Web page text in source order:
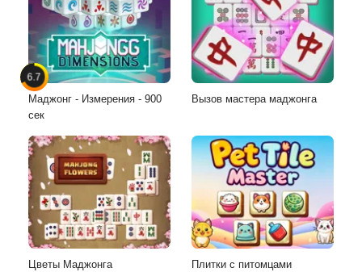
6.7
Маджонг - Измерения - 900
сек
Вызов мастера маджонга
Цветы Маджонга Плитки с питомцами